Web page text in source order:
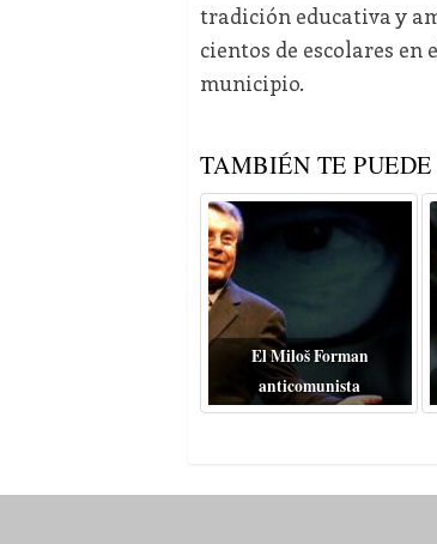
tradición educativa y
cientos de escolares en
municipio.
TAMBIÉN TE
El Miloš Forman
anticomunista